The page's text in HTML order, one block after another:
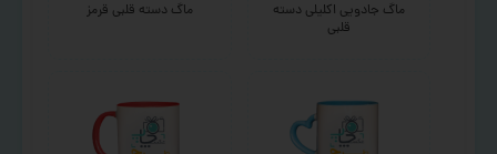
ماگ جادویی اکلیلی دسته
قلبی
ماگ دسته قلبی قرمز